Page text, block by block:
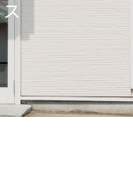
前の整備
買取査定
検・
メンテナンスの
お問い合わせ
注文販売の
お問い合わせ